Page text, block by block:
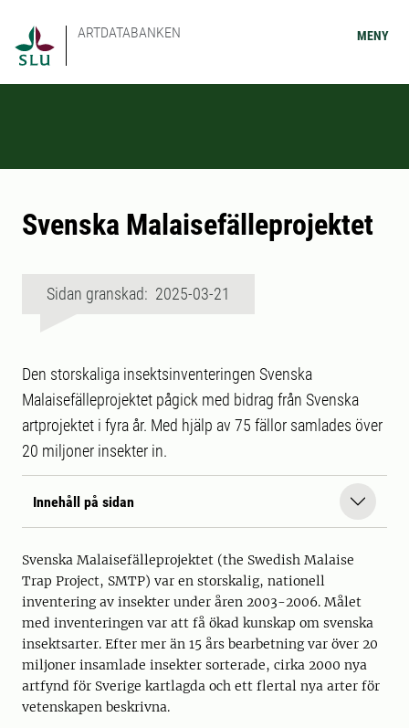
ARTDATABANKEN MENY
Svenska Malaisefälleprojektet
Sidan granskad: 2025-03-21
Den storskaliga insektsinventeringen Svenska
Malaisefälleprojektet pågick med bidrag från Svenska
artprojektet i fyra år. Med hjälp av 75 fällor samlades över
20 miljoner insekter in.
Innehåll på sidan
Svenska Malaisefälleprojektet (the Swedish Malaise
Trap Project, SMTP) var en storskalig, nationell
inventering av insekter under åren 2003-2006. Målet
med inventeringen var att få ökad kunskap om svenska
insektsarter. Efter mer än 15 års bearbetning var över 20
miljoner insamlade insekter sorterade, cirka 2000 nya
artfynd för Sverige kartlagda och ett flertal nya arter för
vetenskapen beskrivna.